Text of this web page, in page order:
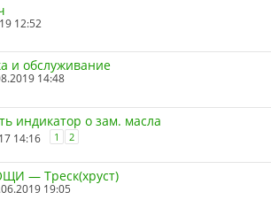
12:52
и обслуживание
14:48
индикатор о зам. масла
14:16 1 2
— Треск(хруст)
19:05